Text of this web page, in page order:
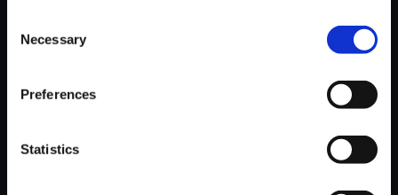
Selection
Necessary
Preferences
Statistics
おすすめ商品